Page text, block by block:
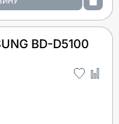
BD-D5100